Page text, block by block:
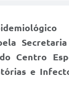
Centro
e